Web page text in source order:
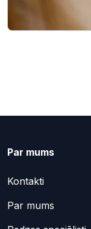
Par mums
Kontakti
Par mums